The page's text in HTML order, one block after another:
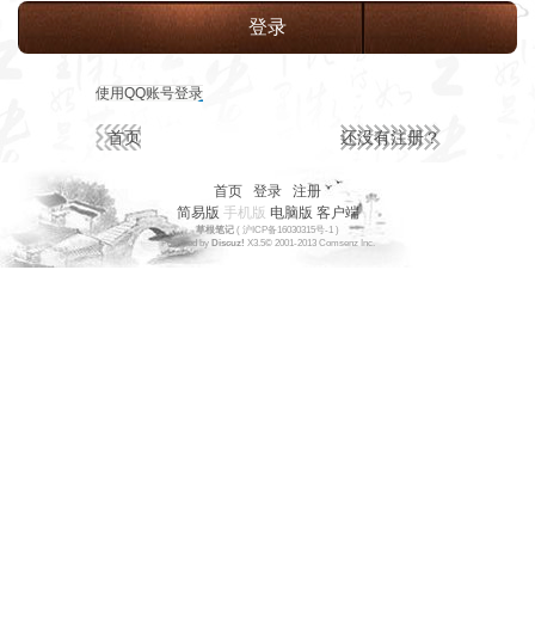
登录
使用QQ账号登录
首页 还没有注册？
首页 登录
注册
简易版 手机版 电脑版 客户端
草根笔记 ( 沪ICP备16030315号-1 )
Powered by Discuz! X3.5© 2001-2013 Comsenz Inc.